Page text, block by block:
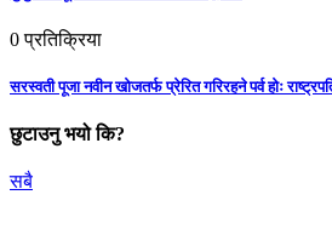
0 प्रतिक्रिया
सरस्वती पूजा नवीन खोजतर्फ प्रेरित गरिरहने पर्व होः
छुटाउनु भयो कि?
सबै